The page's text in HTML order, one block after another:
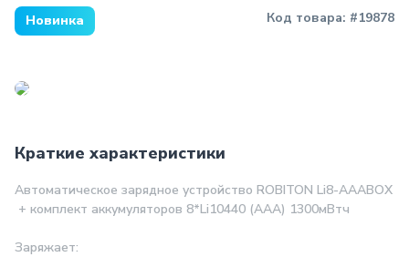
Новинка Код товара: #19878
Краткие характеристики
Автоматическое зарядное устройство ROBITON Li8-AAABOX
+ комплект аккумуляторов 8*Li10440 (AAA) 1300мВтч
Заряжает: